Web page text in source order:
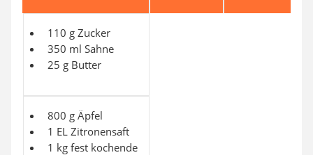
110 g Zucker
350 ml Sahne
25 g Butter
800 g Äpfel
1 EL Zitronensaft
1 kg fest kochende